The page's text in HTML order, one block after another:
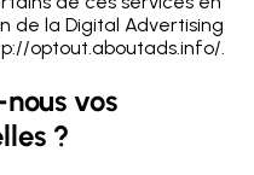
de la Digital Advertising
optout.aboutads.info/.
vos
?